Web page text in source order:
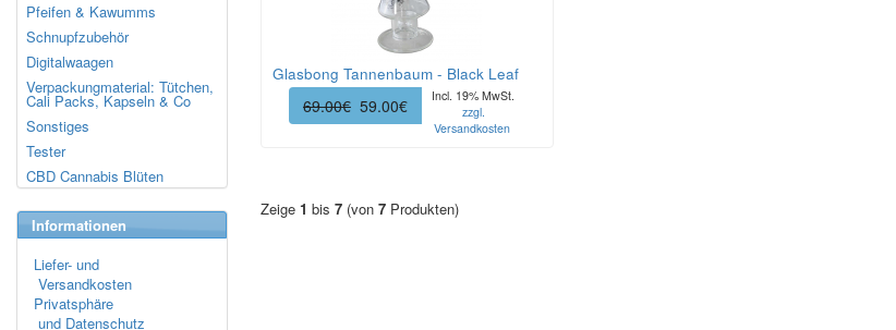
Glasbong Tannenbaum - Black Leaf
69.00€ 59.00€
Incl. 19% MwSt.
zzgl.
Versandkosten
Zeige 1 bis 7 (von 7 Produkten)
Pfeifen & Kawumms
Schnupfzubehör
Digitalwaagen
Verpackungmaterial: Tütchen,
Cali Packs, Kapseln & Co
Sonstiges
Tester
CBD Cannabis Blüten
Informationen
Liefer- und
Versandkosten
Privatsphäre
und Datenschutz